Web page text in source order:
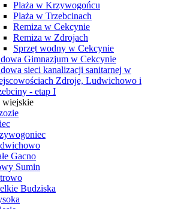
Plaża w Krzywogońcu
Plaża w Trzebcinach
Remiza w Cekcynie
Remiza w Zdrojach
Sprzęt wodny w Cekcynie
Gimnazjum w Cekcynie
sieci kanalizacji sanitarnej w
Zdroje, Ludwichowo i
- etap I
wiejskie
Gacno
Sumin
Budziska